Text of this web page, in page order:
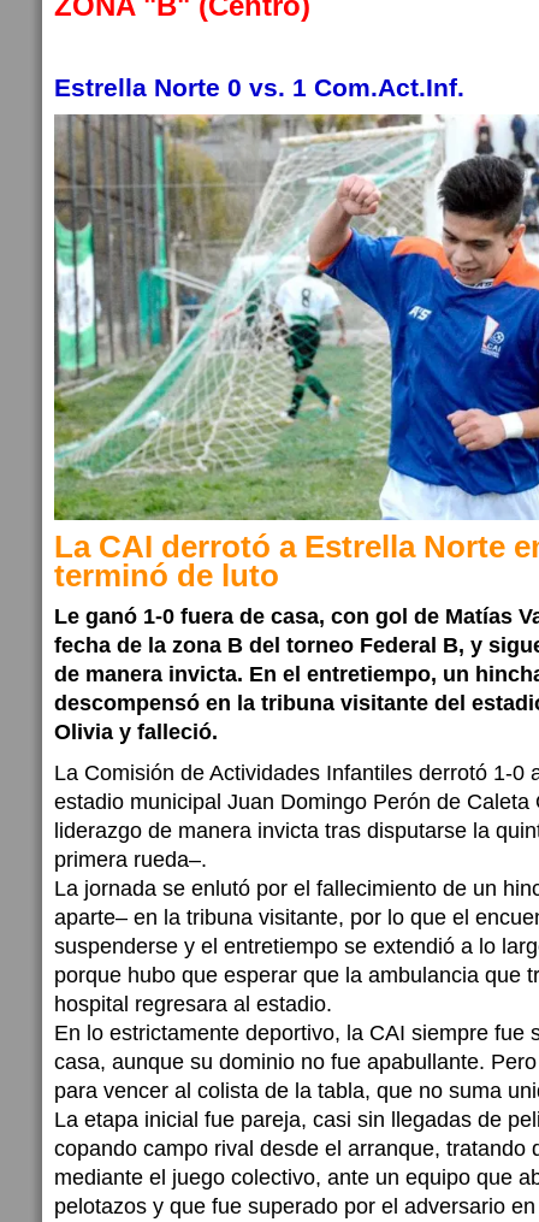
Estrella Norte 0 vs. 1 Com.Act.Inf.
La CAI derrotó a Estrella Norte
terminó de luto
Le ganó 1-0 fuera de casa, con gol de Matías
fecha de la zona B del torneo Federal B, y
de manera invicta. En el entretiempo, un
descompensó en la tribuna visitante del
Olivia y falleció.
La Comisión de Actividades Infantiles derrotó 1-0
estadio municipal Juan Domingo Perón de Caleta
liderazgo de manera invicta tras disputarse la
primera rueda–.
La jornada se enlutó por el fallecimiento de un
aparte– en la tribuna visitante, por lo que el
suspenderse y el entretiempo se extendió a lo
porque hubo que esperar que la ambulancia que
hospital regresara al estadio.
En lo estrictamente deportivo, la CAI siempre fue
casa, aunque su dominio no fue apabullante.
para vencer al colista de la tabla, que no suma
La etapa inicial fue pareja, casi sin llegadas de
copando campo rival desde el arranque, tratando
mediante el juego colectivo, ante un equipo que
pelotazos y que fue superado por el adversario